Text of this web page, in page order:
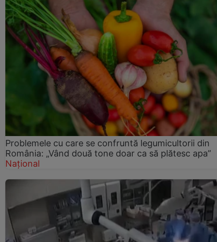
Problemele cu care se confruntă legumicultorii din
România: „Vând două tone doar ca să plătesc apa”
Național